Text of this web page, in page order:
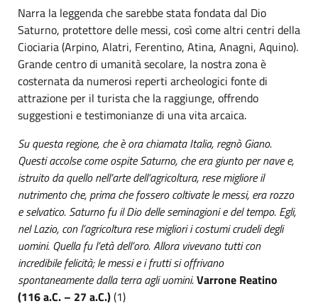
Narra la leggenda che sarebbe stata fondata dal Dio
Saturno, protettore delle messi, così come altri centri della
Ciociaria (Arpino, Alatri, Ferentino, Atina, Anagni, Aquino).
Grande centro di umanità secolare, la nostra zona è
costernata da numerosi reperti archeologici fonte di
attrazione per il turista che la raggiunge, offrendo
suggestioni e testimonianze di una vita arcaica.
Su questa regione, che è ora chiamata Italia, regnò Giano.
Questi accolse come ospite Saturno, che era giunto per nave e,
istruito da quello nell’arte dell’agricoltura, rese migliore il
nutrimento che, prima che fossero coltivate le messi, era rozzo
e selvatico. Saturno fu il Dio delle seminagioni e del tempo. Egli,
nel Lazio, con l’agricoltura rese migliori i costumi crudeli degli
uomini. Quella fu l’età dell’oro. Allora vivevano tutti con
incredibile felicità; le messi e i frutti si offrivano
spontaneamente dalla terra agli uomini.Varrone Reatino
(116 a.C. – 27 a.C.)(1)